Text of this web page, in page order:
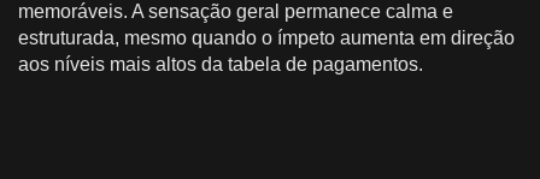
memoráveis. A sensação geral permanece calma e
estruturada, mesmo quando o ímpeto aumenta em direção
aos níveis mais altos da tabela de pagamentos.